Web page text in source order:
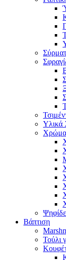
Υλικά
Βάπτιση
Τούλι